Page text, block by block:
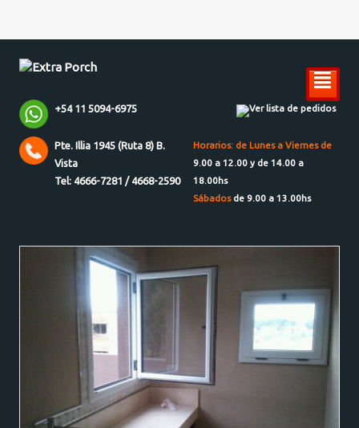
²
+54 11 5094-6975 Ver lista de pedidos
Pte. Illia 1945 (Ruta 8) B.
Vista
Tel: 4666-7281 / 4668-2590
Horarios: de Lunes a Viernes de
9.00 a 12.00 y de 14.00 a
18.00hs
Sábadosde 9.00 a 13.00hs